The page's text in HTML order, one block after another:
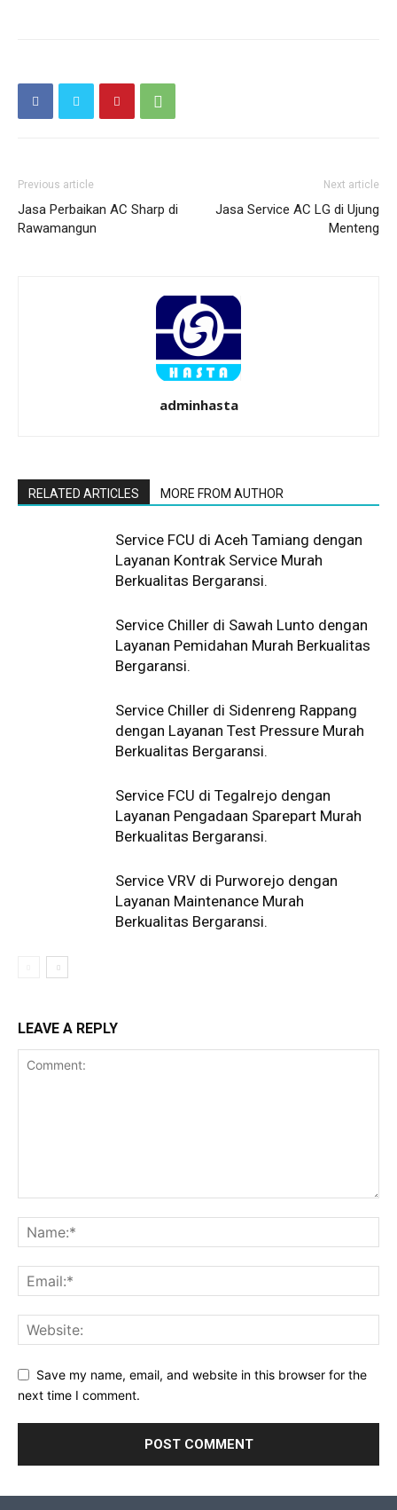
Previous article
Jasa Perbaikan AC Sharp di
Rawamangun
Next article
Jasa Service AC LG di Ujung
Menteng
adminhasta
RELATED ARTICLES MORE FROM AUTHOR
Service FCU di Aceh Tamiang dengan
Layanan Kontrak Service Murah
Berkualitas Bergaransi.
Service Chiller di Sawah Lunto dengan
Layanan Pemidahan Murah Berkualitas
Bergaransi.
Service Chiller di Sidenreng Rappang
dengan Layanan Test Pressure Murah
Berkualitas Bergaransi.
Service FCU di Tegalrejo dengan
Layanan Pengadaan Sparepart Murah
Berkualitas Bergaransi.
Service VRV di Purworejo dengan
Layanan Maintenance Murah
Berkualitas Bergaransi.
LEAVE A REPLY
Save my name, email, and website in this browser for the
next time I comment.